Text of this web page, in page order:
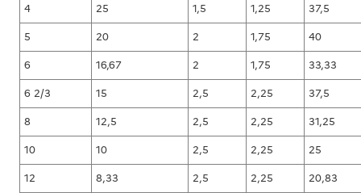
4
25 1,5 1,25
37,5
5
20 2 1,75
40
6
16,67 2 1,75
33,33
6 2/3
15 2,5 2,25
37,5
8
12,5 2,5 2,25
31,25
10
10 2,5 2,25
25
12
8,33 2,5 2,25
20,83